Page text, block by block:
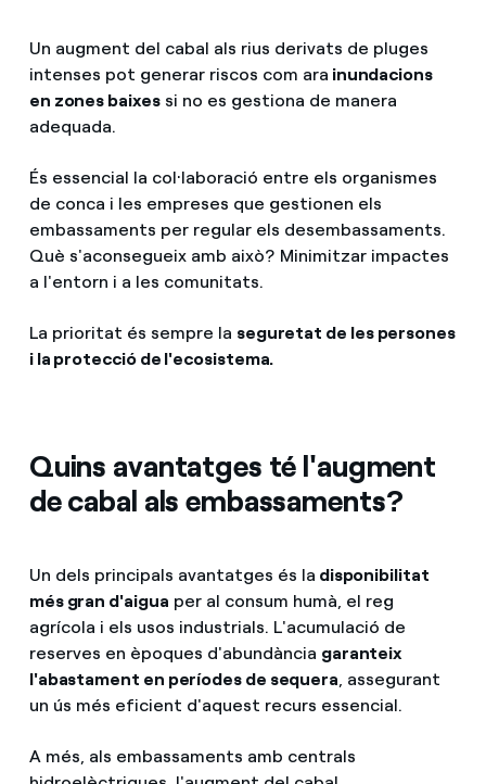
Un augment del cabal als rius derivats de pluges
intenses pot generar riscos com ara inundacions
en zones baixessi no es gestiona de manera
adequada.
És essencial la col·laboració entre els organismes
de conca i les empreses que gestionen els
embassaments per regular els desembassaments.
Què s'aconsegueix amb això? Minimitzar impactes
a l'entorn i a les comunitats.
La prioritat és sempre la seguretat de les persones
i la protecció de l'ecosistema.
Quins avantatges té l'augment
de cabal als embassaments?
Un dels principals avantatges és la disponibilitat
més gran d'aigua per al consum humà, el reg
agrícola i els usos industrials. L'acumulació de
reserves en èpoques d'abundància garanteix
l'abastament en períodes de sequera , assegurant
un ús més eficient d'aquest recurs essencial.
A més, als embassaments amb centrals